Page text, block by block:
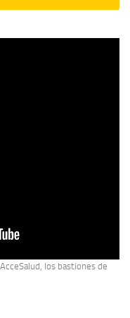
los bastiones de